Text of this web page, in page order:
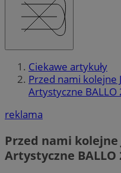
Ciekawe artykuły
Przed nami kolejne
Artystyczne BALLO
reklama
Przed nami
Artystyczne BALLO